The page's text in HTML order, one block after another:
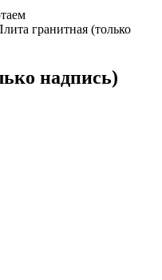
гранитная (только
надпись)